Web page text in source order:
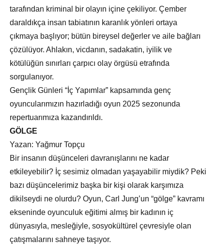
tarafından kriminal bir olayın içine çekiliyor. Çember
daraldıkça insan tabiatının karanlık yönleri ortaya
çıkmaya başlıyor; bütün bireysel değerler ve aile bağları
çözülüyor. Ahlakın, vicdanın, sadakatin, iyilik ve
kötülüğün sınırları çarpıcı olay örgüsü etrafında
sorgulanıyor.
Gençlik Günleri “İç Yapımlar” kapsamında genç
oyuncularımızın hazırladığı oyun 2025 sezonunda
repertuarımıza kazandırıldı.
GÖLGE
Yazan: Yağmur Topçu
Bir insanın düşünceleri davranışlarını ne kadar
etkileyebilir? İç sesimiz olmadan yaşayabilir miydik? Peki
bazı düşüncelerimiz başka bir kişi olarak karşımıza
dikilseydi ne olurdu? Oyun, Carl Jung’un “gölge” kavramı
ekseninde oyunculuk eğitimi almış bir kadının iç
dünyasıyla, mesleğiyle, sosyokültürel çevresiyle olan
çatışmalarını sahneye taşıyor.